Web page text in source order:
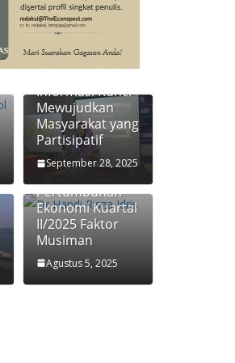
Informasi Kunci
Mewujudkan
Masyarakat yang
Partisipatif
September 28, 2025
Ekonom
Paramadina
Handi Risza:
Pertumbuhan
Ekonomi Kuartal
II/2025 Faktor
Musiman
Agustus 5, 2025